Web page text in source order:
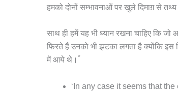
हमको दोनों सम्भावनाओं पर खुले दिमाग़ से तथ्य
साथ ही हमें यह भी ध्यान रखना चाहिए कि
फिरते हैं उनको भी झटका लगता है क्योंकि इस
में आये थे। *
‘In any case it seems that